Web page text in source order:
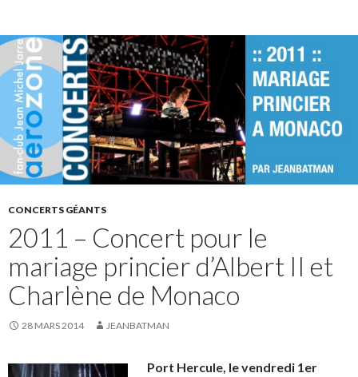
CONCERTS GÉANTS
2011 – Concert pour le
mariage princier d’Albert II et
Charlène de Monaco
28 MARS 2014 JEANBATMAN
Port Hercule, le vendredi 1er